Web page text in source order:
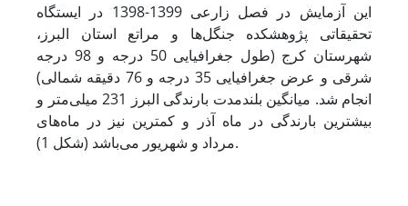
این آزمایش در فصل زارعی 1399-1398 در ایستگاه
تحقیقاتی پژوهشکده جنگل‌ها و مراتع استان البرز،
شهرستان کرج (طول جغرافیایی 50 درجه و 98 درجه
شرقی و عرض جغرافیایی 35 درجه و 76 دقیقه شمالی)
انجام شد. میانگین بلندمدت بارندگی البرز 231 میلی‌متر و
بیشترین بارندگی در ماه آذر و کمترین نیز در ماه‌های
مرداد و شهریور می‌باشد (شکل 1).